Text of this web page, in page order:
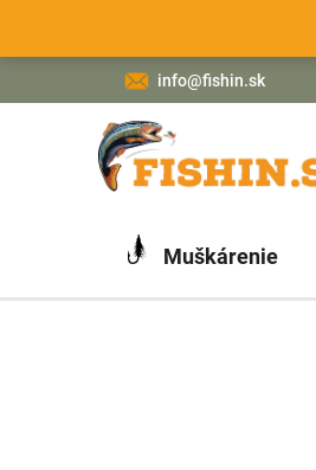
obsah
info@fishin.sk
Muškárenie